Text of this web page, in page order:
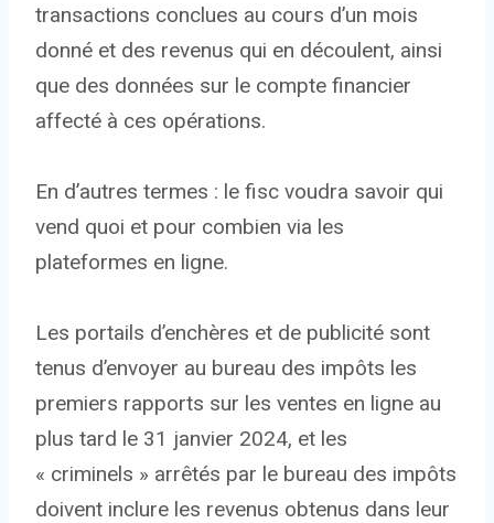
transactions conclues au cours d’un mois
donné et des revenus qui en découlent, ainsi
que des données sur le compte financier
affecté à ces opérations.
En d’autres termes : le fisc voudra savoir qui
vend quoi et pour combien via les
plateformes en ligne.
Les portails d’enchères et de publicité sont
tenus d’envoyer au bureau des impôts les
premiers rapports sur les ventes en ligne au
plus tard le 31 janvier 2024, et les
« criminels » arrêtés par le bureau des impôts
doivent inclure les revenus obtenus dans leur